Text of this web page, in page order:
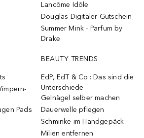
Lancôme Idôle
Douglas Digitaler Gutschein
Summer Mink - Parfum by
Drake
Pads
BEAUTY TRENDS
EdP, EdT & Co.: Das sind die
Unterschiede
Gelnägel selber machen
Dauerwelle pflegen
Schminke im Handgepäck
Milien entfernen